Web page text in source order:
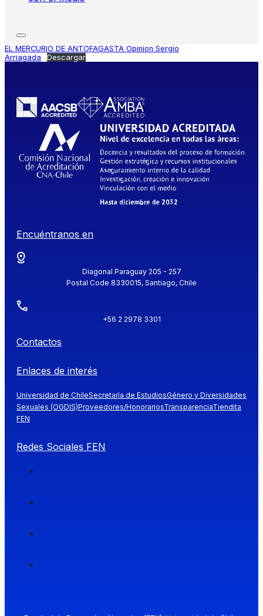
EL MERCURIO DE ANTOFAGASTA Opinion Sergio
Arriagada
Descargar
Encuéntranos en
Diagonal Paraguay 205 - 257
Postal Code 8330015, Santiago, Chile
+56 2 2978 3301
Contactos
Enlaces de interés
Universidad de ChileSecretaría de EstudiosGénero y Diversidades
Sexuales (OGDIS)Proveedores/HonorariosTransparenciaTiendita
FEN
Redes Sociales FEN